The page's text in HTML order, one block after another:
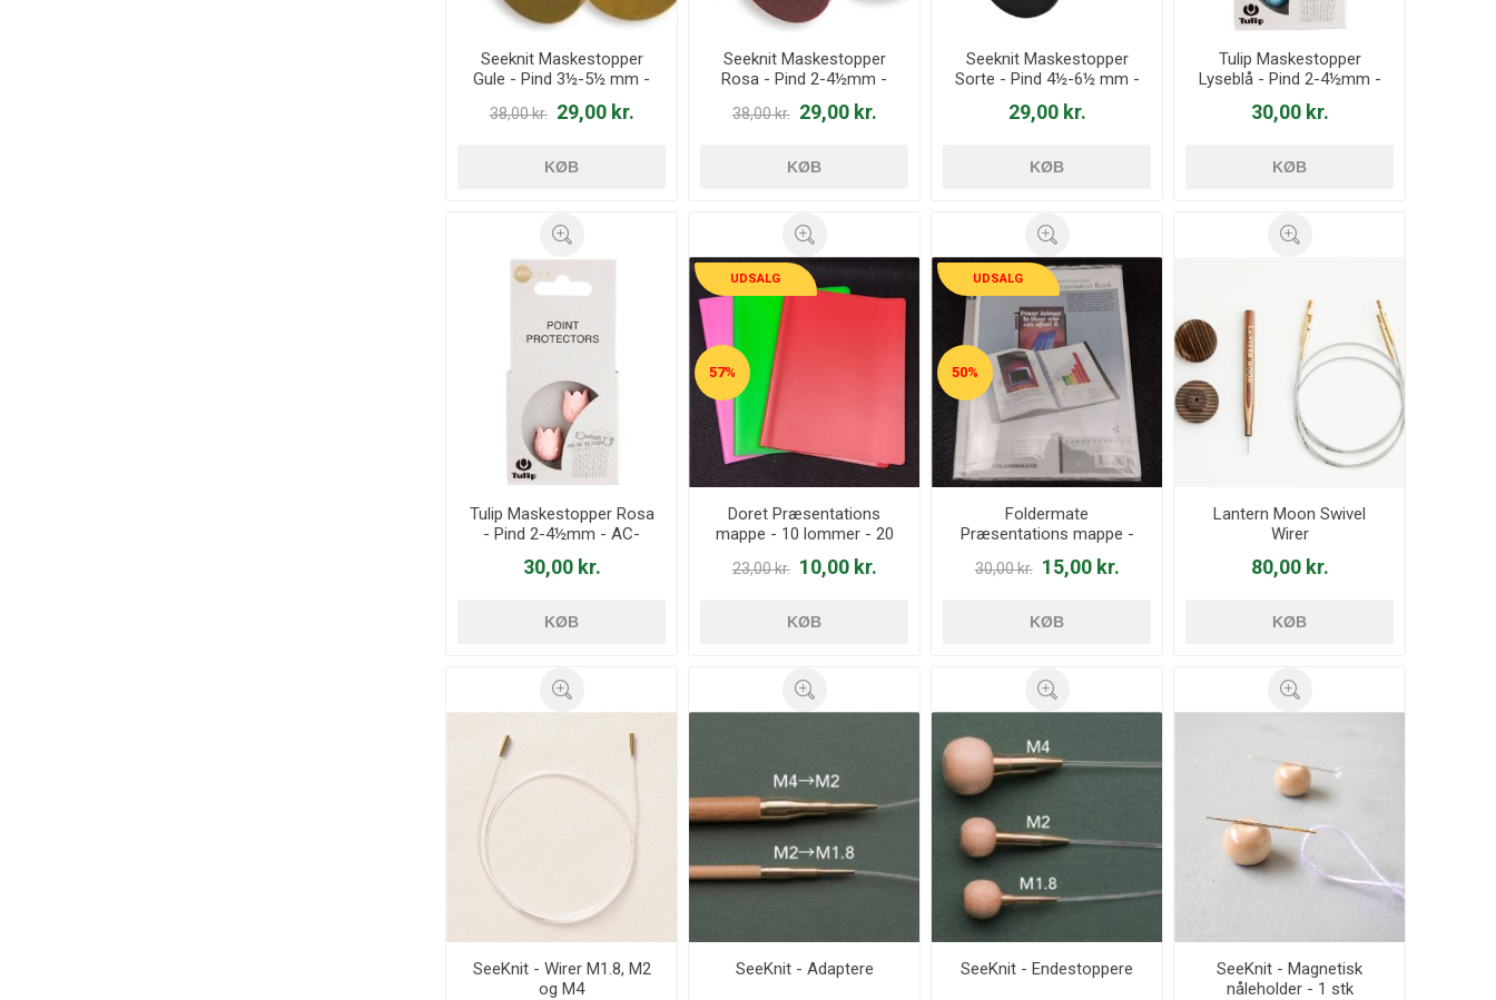
Seeknit Maskestopper
Gule - Pind 3½-5½ mm -
38,00 kr. 29,00 kr.
KØB
Seeknit Maskestopper
Rosa - Pind 2-4½mm -
38,00 kr. 29,00 kr.
KØB
Seeknit Maskestopper
Sorte - Pind 4½-6½ mm -
02876
29,00 kr.
KØB
Tulip Maskestopper
Lyseblå - Pind 2-4½mm -
AC-045e
30,00 kr.
KØB
Tulip Maskestopper Rosa
- Pind 2-4½mm - AC-
044e
30,00 kr.
KØB
UDSALG
57%
Doret Præsentations
mappe - 10 lommer - 20
23,00 kr. 10,00 kr.
KØB
UDSALG
50%
Foldermate
Præsentations mappe -
10 lommer - 20 view -
DF10A
30,00 kr. 15,00 kr.
KØB
Lantern Moon Swivel
Wirer
80,00 kr.
KØB
SeeKnit - Wirer M1.8, M2
og M4
SeeKnit - Adaptere SeeKnit - Endestoppere
SeeKnit - Magnetisk
nåleholder - 1 stk